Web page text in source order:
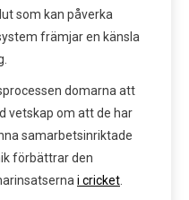
som kan påverka
främjar en känsla
domarna att
vetskap om att de har
samarbetsinriktade
förbättrar den
i cricket